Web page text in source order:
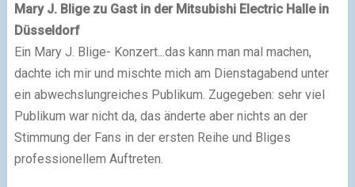
Mary J. Blige zu Gast in der Mitsubishi ElectricHalle in
Düsseldorf
Ein Mary J. Blige- Konzert...das kann man mal machen,
dachte ich mir und mischte mich am Dienstagabend unter
ein abwechslungreiches Publikum. Zugegeben: sehr viel
Publikum war nicht da, das änderte aber nichts an der
Stimmung der Fans in der ersten Reihe und Bliges
professionellem Auftreten.